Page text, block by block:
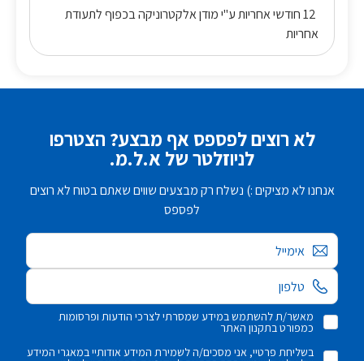
12 חודשי אחריות ע"י מודן אלקטרוניקה בכפוף לתעודת
אחריות
לא רוצים לפספס אף מבצע? הצטרפו
לניוזלטר של א.ל.מ.
אנחנו לא מציקים :) נשלח רק מבצעים שווים שאתם בטוח לא רוצים
לפספס
אימייל
מאשר/ת להשתמש במידע שמסרתי לצרכי הודעות ופרסומות
כמפורט בתקנון האתר
בשליחת פרטיי, אני מסכים/ה לשמירת המידע אודותיי במאגרי המידע